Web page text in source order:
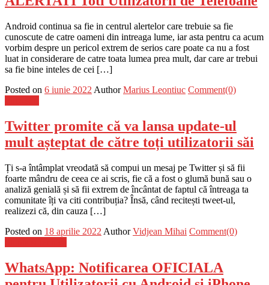
Android continua sa fie in centrul alertelor care trebuie sa fie
cunoscute de catre oameni din intreaga lume, iar asta pentru ca acum
vorbim despre un pericol extrem de serios care poate ca nu a fost
luat in considerare de catre toata lumea prea mult, dar care ar trebui
sa fie bine inteles de cei […]
Posted on 6 iunie 2022 Author Marius Leontiuc Comment(0)
Twitter promite că va lansa update-ul
mult așteptat de către toți utilizatorii săi
Ți s-a întâmplat vreodată să compui un mesaj pe Twitter și să fii
foarte mândru de ceea ce ai scris, fie că a fost o glumă bună sau o
analiză genială și să fii extrem de încântat de faptul că întreaga ta
comunitate îți va citi contribuția? Însă, când recitești tweet-ul,
realizezi că, din cauza […]
Posted on 18 aprilie 2022 Author Vidjean Mihai Comment(0)
WhatsApp: Notificarea OFICIALA